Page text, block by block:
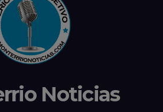
Noticias